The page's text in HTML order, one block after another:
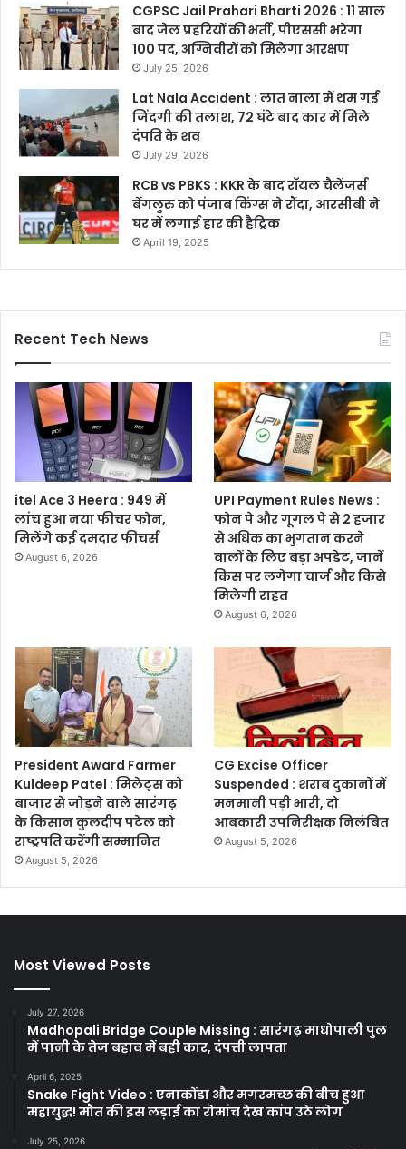
CGPSC Jail Prahari Bharti 2026 : 11 साल
बाद जेल प्रहरियों की भर्ती, पीएससी भरेगा
100 पद, अग्निवीरों को मिलेगा आरक्षण
July 25, 2026
Lat Nala Accident : लात नाला में थम गई
जिंदगी की तलाश, 72 घंटे बाद कार में मिले
दंपति के शव
July 29, 2026
RCB vs PBKS : KKR के बाद रॉयल चैलेंजर्स
बेंगलुरु को पंजाब किंग्स ने रौंदा, आरसीबी ने
घर में लगाई हार की हैट्रिक
April 19, 2025
Recent Tech News
itel Ace 3 Heera : 949 में
लांच हुआ नया फीचर फोन,
मिलेंगे कई दमदार फीचर्स
August 6, 2026
UPI Payment Rules News :
फोन पे और गूगल पे से 2 हजार
से अधिक का भुगतान करने
वालों के लिए बड़ा अपडेट, जानें
किस पर लगेगा चार्ज और किसे
मिलेगी राहत
August 6, 2026
President Award Farmer
Kuldeep Patel : मिलेट्स को
बाजार से जोड़ने वाले सारंगढ़
के किसान कुलदीप पटेल को
राष्ट्रपति करेंगी सम्मानित
August 5, 2026
CG Excise Officer
Suspended : शराब दुकानों में
मनमानी पड़ी भारी, दो
आबकारी उपनिरीक्षक निलंबित
August 5, 2026
Most Viewed Posts
July 27, 2026
Madhopali Bridge Couple Missing : सारंगढ़ माधोपाली पुल
में पानी के तेज बहाव में बही कार, दंपत्ती लापता
April 6, 2025
Snake Fight Video : एनाकोंडा और मगरमच्छ की बीच हुआ
महायुद्ध! मौत की इस लड़ाई का रोमांच देख कांप उठे लोग
July 25, 2026